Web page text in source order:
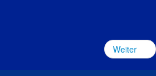
Weiter